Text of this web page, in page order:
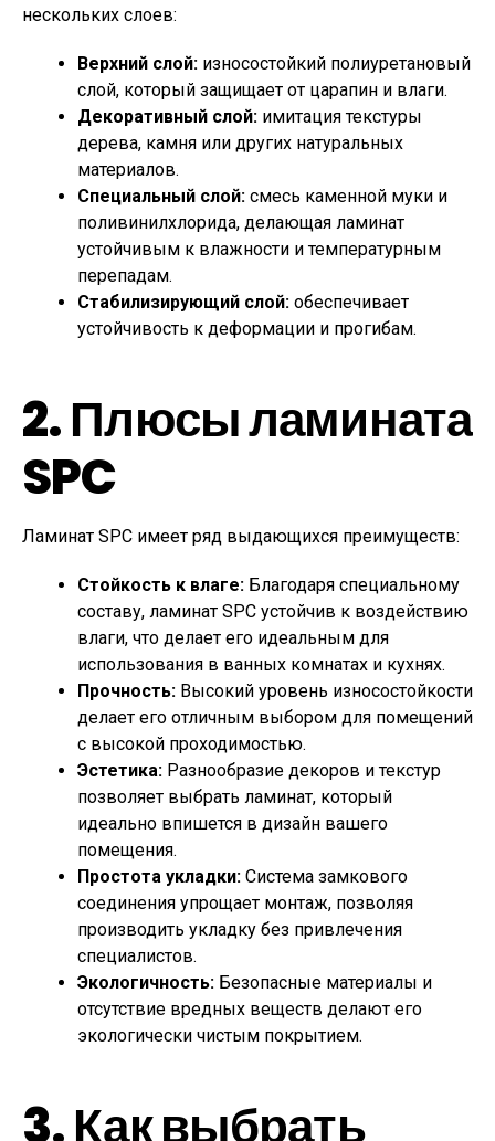
нескольких слоев:
Верхний слой: износостойкий полиуретановый
слой, который защищает от царапин и влаги.
Декоративный слой: имитация текстуры
дерева, камня или других натуральных
материалов.
Специальный слой: смесь каменной муки и
поливинилхлорида, делающая ламинат
устойчивым к влажности и температурным
перепадам.
Стабилизирующий слой: обеспечивает
устойчивость к деформации и прогибам.
2. Плюсы ламината
SPC
Ламинат SPC имеет ряд выдающихся преимуществ:
Стойкость к влаге: Благодаря специальному
составу, ламинат SPC устойчив к воздействию
влаги, что делает его идеальным для
использования в ванных комнатах и кухнях.
Прочность: Высокий уровень износостойкости
делает его отличным выбором для помещений
с высокой проходимостью.
Эстетика: Разнообразие декоров и текстур
позволяет выбрать ламинат, который
идеально впишется в дизайн вашего
помещения.
Простота укладки: Система замкового
соединения упрощает монтаж, позволяя
производить укладку без привлечения
специалистов.
Экологичность: Безопасные материалы и
отсутствие вредных веществ делают его
экологически чистым покрытием.
3. Как выбрать